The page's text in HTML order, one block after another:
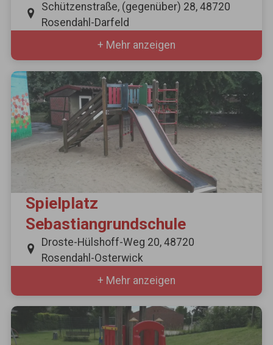
Schützenstraße, (gegenüber) 28, 48720
Rosendahl-Darfeld
+ Mehr anzeigen
Spielplatz
Sebastiangrundschule
Droste-Hülshoff-Weg 20, 48720
Rosendahl-Osterwick
+ Mehr anzeigen